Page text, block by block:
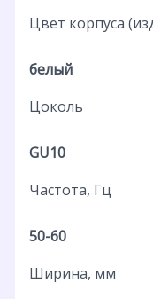
Цвет корпуса
белый
Цоколь
GU10
Частота, Гц
50-60
Ширина, мм